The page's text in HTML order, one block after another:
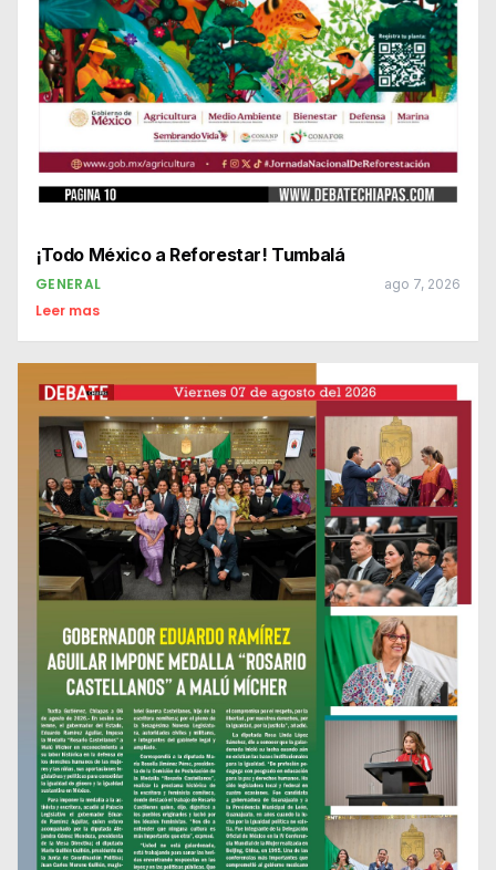
¡Todo México a Reforestar! Tumbalá
GENERAL ago 7, 2026
Leer mas